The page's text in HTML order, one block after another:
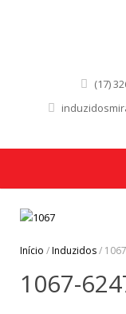
(17)
Início /Induzidos/
1067-